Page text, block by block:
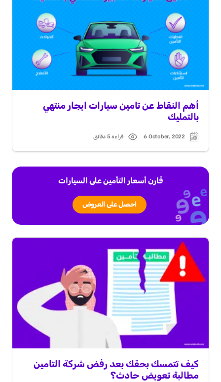
أهم النقاط عن تامين سيارات ايجار منتهي
بالتمليك
Post
date
6 October, 2022
Read
time
قراءة 5 دقائق
قارن أسعار التأمين على السيارات
احصل على العروض
كيف تتمسك بحقك بعد رفض شركة التامين
مطالبة تعويض حادث؟